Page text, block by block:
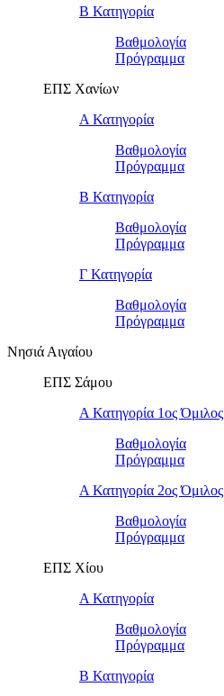
Β Κατηγορία
Βαθμολογία
Πρόγραμμα
ΕΠΣ Χανίων
Α Κατηγορία
Βαθμολογία
Πρόγραμμα
Β Κατηγορία
Βαθμολογία
Πρόγραμμα
Γ Κατηγορία
Βαθμολογία
Πρόγραμμα
Νησιά Αιγαίου
ΕΠΣ Σάμου
Α Κατηγορία 1ος Όμιλος
Βαθμολογία
Πρόγραμμα
Α Κατηγορία 2ος Όμιλος
Βαθμολογία
Πρόγραμμα
ΕΠΣ Χίου
Α Κατηγορία
Βαθμολογία
Πρόγραμμα
Β Κατηγορία